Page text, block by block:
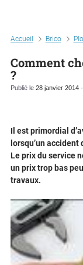
Accueil Brico
Comment
?
Publié le 28 janvier 2014
Il est primordial
lorsqu’un
Le prix du service
un prix trop bas
travaux.